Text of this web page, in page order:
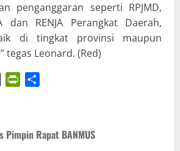
penganggaran seperti RPJMD,
dan RENJA Perangkat Daerah,
di tingkat provinsi maupun
tegas Leonard. (Red)
Pimpin Rapat BANMUS